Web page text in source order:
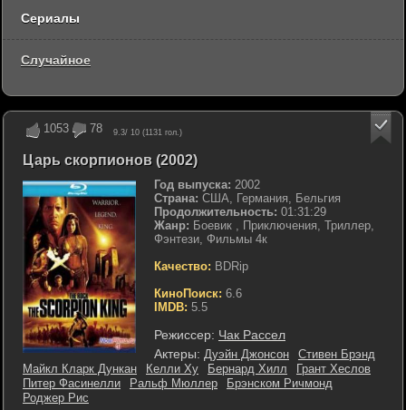
1053 78 9.3/ 10 (1131 гол.)
Царь скорпионов (2002)
Год выпуска: 2002
Страна: США, Германия, Бельгия
Продолжительность: 01:31:29
Жанр: Боевик , Приключения, Триллер,
Фэнтези, Фильмы 4к
Качество: BDRip
КиноПоиск: 6.6
IMDB: 5.5
Режиссер: Чак Рассел
Актеры: Дуэйн Джонсон
Стивен Брэнд
Майкл Кларк Дункан
Келли Ху Бернард Хилл
Грант Хеслов
Питер Фасинелли
Ральф Мюллер
Брэнском Ричмонд
Роджер Рис
Сериалы
Случайное